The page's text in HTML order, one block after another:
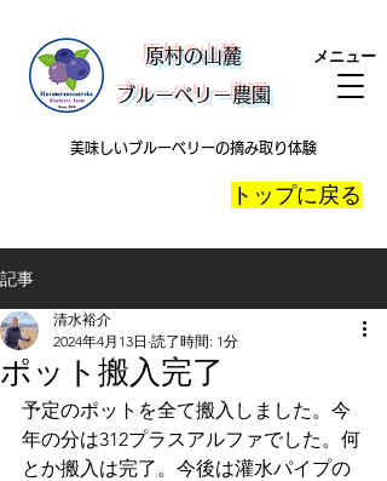
​原村の山麓
ブルーベリー農園
メニュー
美味しいブルーベリーの摘み取り体験
​トップに戻る
記事
ポット搬入完了
清水裕介
2024年4月13日 読了時間: 1分
予定のポットを全て搬入しました。今
年の分は312プラスアルファでした。何
とか搬入は完了。今後は灌水パイプの